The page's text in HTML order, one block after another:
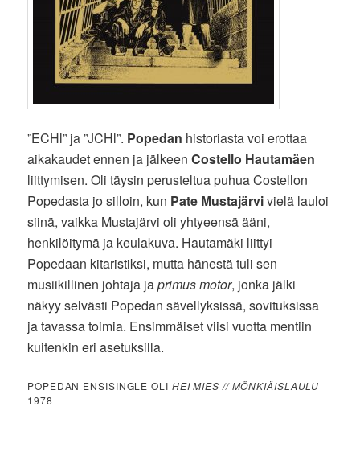
”ECHl” ja ”JCHl”. Popedan historiasta voi erottaa
aikakaudet ennen ja jälkeenCostello Hautamäen
liittymisen. Oli täysin perusteltua puhua Costellon
Popedasta jo silloin, kun Pate Mustajärvivielä lauloi
siinä, vaikka Mustajärvi oli yhtyeensä ääni,
henkilöitymä ja keulakuva. Hautamäki liittyi
Popedaan kitaristiksi, mutta hänestä tuli sen
musiikillinen johtaja japrimus motor, jonka jälki
näkyy selvästi Popedan sävellyksissä, sovituksissa
ja tavassa toimia. Ensimmäiset viisi vuotta mentiin
kuitenkin eri asetuksilla.
POPEDAN ENSISINGLE OLI HEI MIES // MÖNKIÄISLAULU
1978